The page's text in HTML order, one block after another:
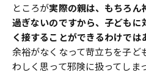
ところが実際の親は、もちろん
過ぎないのですから、子どもに
く接することができるわけでは
余裕がなくなって苛立ちを子ど
わしく思って邪険に扱ってしま